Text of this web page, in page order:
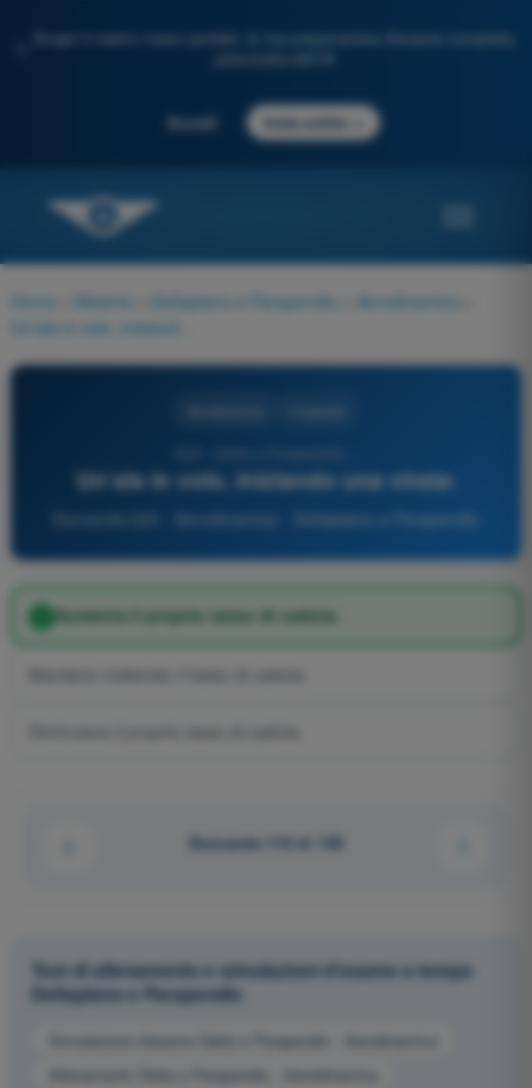
Scopri il nostro nuovo portale: la tua preparazione d'esame completa,
Accedi Inizia subito
Home Materie Deltaplano e Parapendio Aerodinamica
Un’ala in volo, iniziando una virata:
Domanda 620 - Aerodinamica - Deltaplano e Parapendio
Aumenta il proprio tasso di caduta.
Domanda 116 di 150
Test di allenamento e simulazioni d'esame a tempo
Deltaplano e Parapendio
Simulazione d'esame Delta e Parapendio - Aerodinamica
Allenamento Delta e Parapendio - Aerodinamica